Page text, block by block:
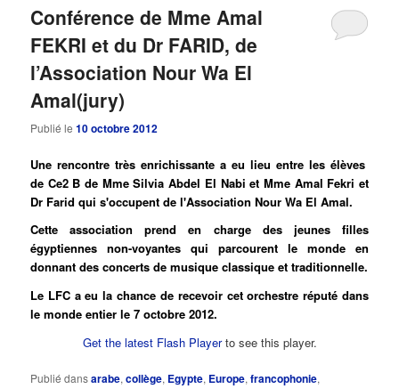
Conférence de Mme Amal
FEKRI et du Dr FARID, de
l’Association Nour Wa El
Amal(jury)
Publié le10 octobre 2012
Une rencontre très enrichissante a eu lieu entre les élèves
de Ce2 B de Mme Silvia Abdel El Nabi et Mme Amal Fekri et
Dr Farid qui s'occupent de l'Association Nour Wa El Amal.
Cette association prend en charge des jeunes filles
égyptiennes non-voyantes qui parcourent le monde en
donnant des concerts de musique classique et traditionnelle.
Le LFC a eu la chance de recevoir cet orchestre réputé dans
le monde entier le 7 octobre 2012.
Get the latest Flash Playerto see this player.
Publié dansarabe,collège, Egypte, Europe,francophonie,